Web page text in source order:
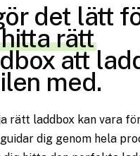
det lätt
hitta rätt
att
med.
rätt laddbox kan vara
dig genom hela